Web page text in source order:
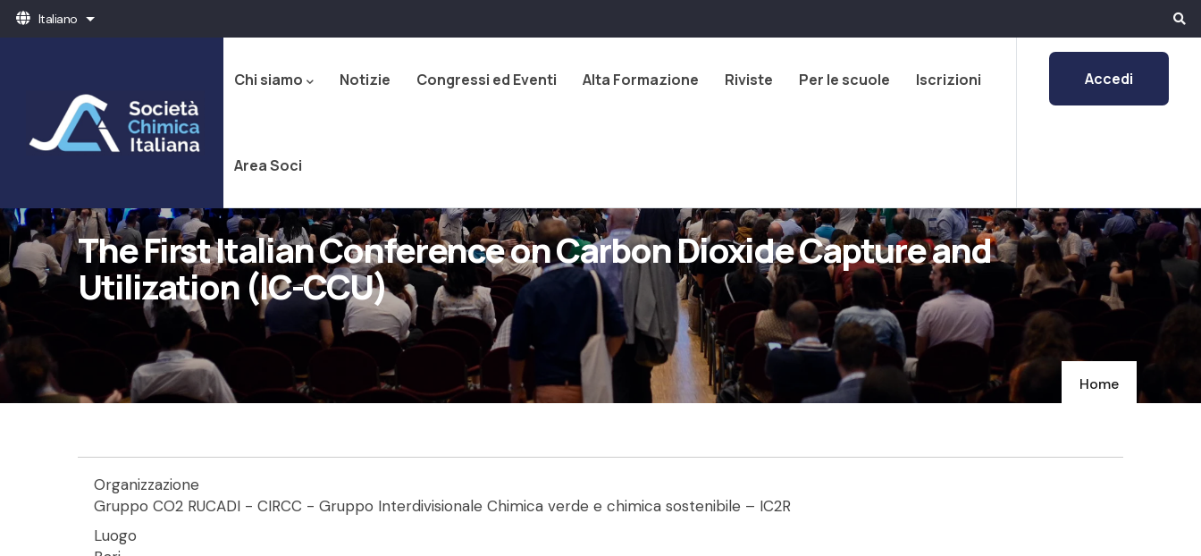
Salta Italiano Mostra ulteriori azioni
principale
Chi siamo Notizie Congressi ed Eventi Alta Formazione Riviste Per le scuole Iscrizioni
Area Soci
Accedi
The First Italian Conference on Carbon Dioxide Capture and
Utilization (IC-CCU)
Home
Organizzazione
Gruppo CO2 RUCADI - CIRCC - Gruppo Interdivisionale Chimica verde e chimica sostenibile – IC2R
Luogo